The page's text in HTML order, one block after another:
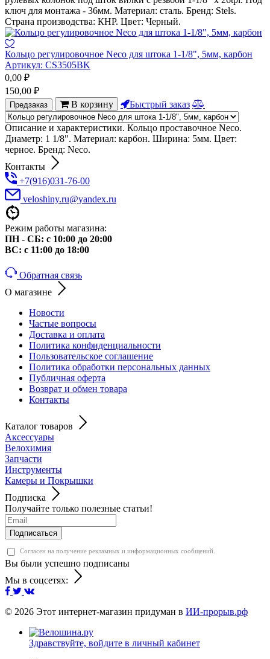
ключ для монтажа - 36мм. Материал: сталь. Бренд: Stels.
Страна производства: КНР. Цвет: Черный.
Кольцо регулировочное Neco для штока 1-1/8", 5мм, карбон
Артикул: CS3505BK
0,00 ₽
150,00 ₽
Предзаказ В корзину Быстрый заказ
Описание и характеристики. Кольцо проставочное Neco.
Диаметр: 1 1/8". Материал: карбон. Ширина: 5мм. Цвет:
черное. Бренд: Neco.
Контакты
+7(916)031-76-00
veloshiny.ru@yandex.ru
Режим работы магазина:
ПН - СБ: с 10:00 до 20:00
ВС: с 11:00 до 18:00
Обратная связь
О магазине
Новости
Частые вопросы
Доставка и оплата
Политика конфиденциальности
Пользовательское соглашение
Политика обработки персональных данных
Публичная оферта
Возврат и обмен товара
Контакты
Каталог товаров
Аксессуары
Велохимия
Запчасти
Инструменты
Камеры и Покрышки
Подписка
Получайте только полезные статьи!
Подписаться
Согласен на получение рекламных и информационных сообщений.
Вы были успешно подписаны
Мы в соцсетях:
© 2026 Этот интернет-магазин придуман в ИИ-прорыв.рф
Здравствуйте, войдите в личный кабинет